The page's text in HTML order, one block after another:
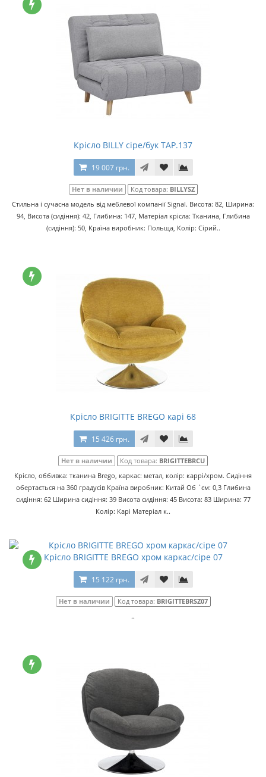
Крісло BILLY сіре/бук TAP.137
19 007 грн.
Нет в наличии Код товара: BILLYSZ
Стильна і сучасна модель від меблевої компанії Signal. Висота: 82, Ширина:
94, Висота (сидіння): 42, Глибина: 147, Матеріал крісла: Тканина, Глибина
(сидіння): 50, Країна виробник: Польща, Колір: Сірий..
Крісло BRIGITTE BREGO карі 68
15 426 грн.
Нет в наличии Код товара: BRIGITTEBRCU
Крісло, оббивка: тканина Brego, каркас: метал, колір: каррі/хром. Сидіння
обертається на 360 градусів Країна виробник: Китай Об `єм: 0,3 Глибина
сидіння: 62 Ширина сидіння: 39 Висота сидіння: 45 Висота: 83 Ширина: 77
Колір: Карі Матеріал к..
Крісло BRIGITTE BREGO хром каркас/сіре 07
15 122 грн.
Нет в наличии Код товара: BRIGITTEBRSZ07
..